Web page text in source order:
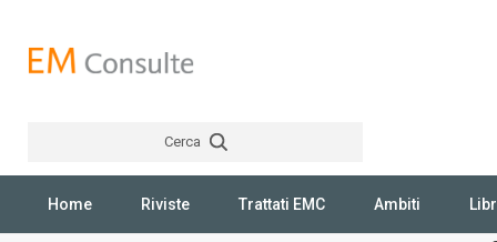
Cerca
Home Riviste Trattati EMC Ambiti